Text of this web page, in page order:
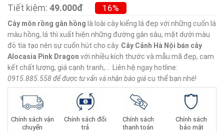
0.0
sao
Tiết kiệm: 49.000đ 16%
Cây môn rồng gân hồng là loài cây kiểng lá đẹp với những cuốn lá
màu hồng, lá thì xuất hiện những đường gân sâu, mặt dưới màu
đỏ tía tạo nên sự cuốn hút cho cây. Cây Cảnh Hà Nội bán cây
Alocasia Pink Dragon với nhiều kích thước và mẫu mã đẹp, cam
kết chất lượng, giá cạnh tranh,… Liên hệ ngay hotline:
0915.885.558 để được tư vấn và nhận báo giá cụ thể bạn nhé!
Chính sách vận
chuyển
Chính sách đổi
trả
Chính sách
thanh toán
Chính sách
bảo mật